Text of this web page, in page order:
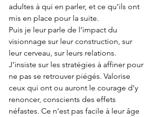
adultes à qui en parler, et ce qu’ils ont
mis en place pour la suite.
Puis je leur parle de l’impact du
visionnage sur leur construction, sur
leur cerveau, sur leurs relations.
J’insiste sur les stratégies à affiner pour
ne pas se retrouver piégés. Valorise
ceux qui ont ou auront le courage d’y
renoncer, conscients des effets
néfastes. Ce n’est pas facile à leur âge